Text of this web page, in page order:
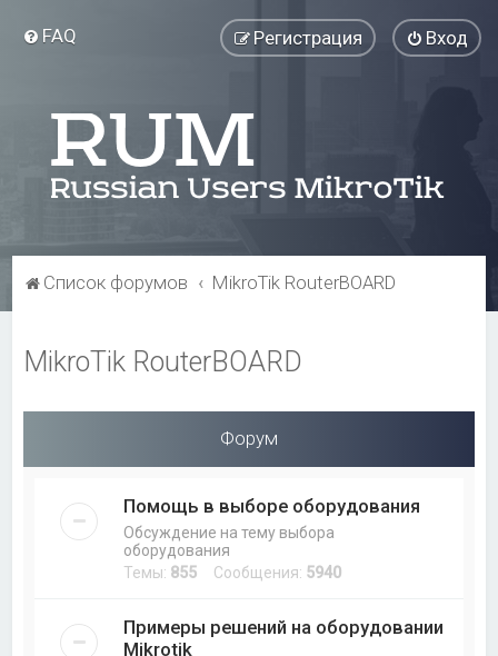
FAQ Вход
Регистрация
Список форумов MikroTik RouterBOARD
MikroTik RouterBOARD
Форум
Помощь в выборе оборудования
Обсуждение на тему выбора
оборудования
Темы: 855 Сообщения: 5940
Примеры решений на оборудовании
Mikrotik